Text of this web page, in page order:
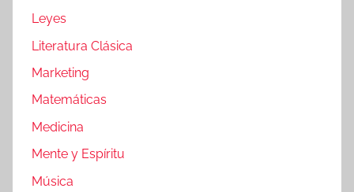
Leyes
Literatura Clásica
Marketing
Matemáticas
Medicina
Mente y Espíritu
Música